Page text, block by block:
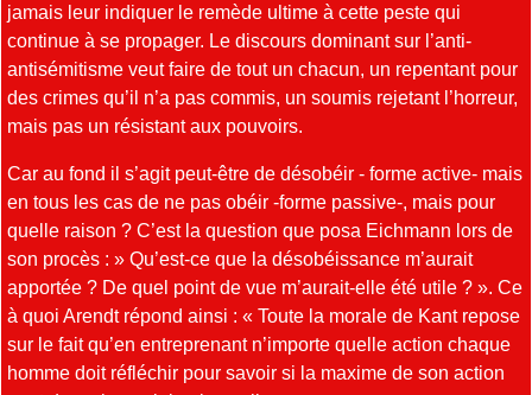
jamais leur indiquer le remède ultime à cette peste qui
continue à se propager. Le discours dominant sur l’anti-
antisémitisme veut faire de tout un chacun, un repentant pour
des crimes qu’il n’a pas commis, un soumis rejetant l’horreur,
mais pas un résistant aux pouvoirs.
Car au fond il s’agit peut-être de désobéir - forme active- mais
en tous les cas de ne pas obéir -forme passive-, mais pour
quelle raison ? C’est la question que posa Eichmann lors de
son procès : » Qu’est-ce que la désobéissance m’aurait
apportée ? De quel point de vue m’aurait-elle été utile ? ». Ce
à quoi Arendt répond ainsi : « Toute la morale de Kant repose
sur le fait qu’en entreprenant n’importe quelle action chaque
homme doit réfléchir pour savoir si la maxime de son action